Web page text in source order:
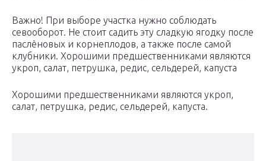
Важно! При выборе участка нужно соблюдать
севооборот. Не стоит садить эту сладкую ягодку после
паслёновых и корнеплодов, а также после самой
клубники. Хорошими предшественниками являются
укроп, салат, петрушка, редис, сельдерей, капуста
Хорошими предшественниками являются укроп,
салат, петрушка, редис, сельдерей, капуста.